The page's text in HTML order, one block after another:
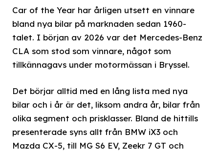
Car of the Year har årligen utsett en vinnare
bland nya bilar på marknaden sedan 1960-
talet. I början av 2026 var det Mercedes-Benz
CLA som stod som vinnare, något som
tillkännagavs under motormässan i Bryssel.
Det börjar alltid med en lång lista med nya
bilar och i år är det, liksom andra år, bilar från
olika segment och prisklasser. Bland de hittills
presenterade syns allt från BMW iX3 och
Mazda CX-5, till MG S6 EV, Zeekr 7 GT och